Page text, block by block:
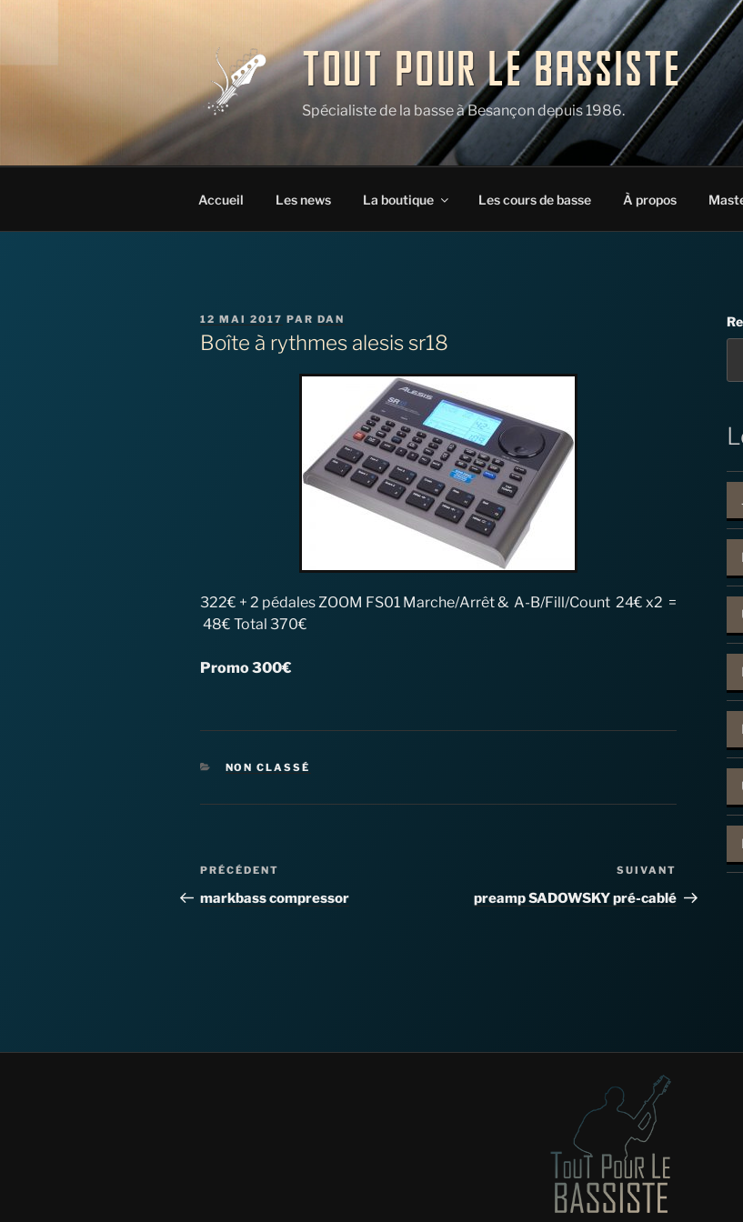
TOUT POUR LE BASSISTE
Spécialiste de la basse à Besançon depuis 1986.
Accueil Les news La boutique Les cours de basse À propos
PUBLIÉ
LE
12 MAI 2017 PAR DAN
Boîte à rythmes alesis sr18
322€ + 2 pédales ZOOM FS01 Marche/Arrêt & A-B/Fill/Count 24€ x2 =
48€ Total 370€
Promo 300€
CATÉGORIES
NON CLASSÉ
Navigation
de
Article
précédent
PRÉCÉDENT
markbass compressor
suivant
SUIVANT
preamp SADOWSKY pré-cablé